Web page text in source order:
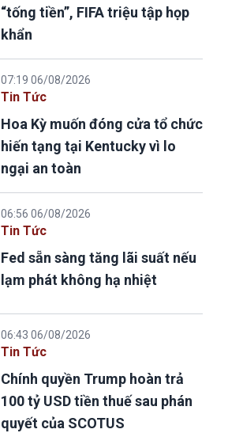
“tống tiền”, FIFA triệu tập họp
khẩn
07:19 06/08/2026
Tin Tức
Hoa Kỳ muốn đóng cửa tổ chức
hiến tạng tại Kentucky vì lo
ngại an toàn
06:56 06/08/2026
Tin Tức
Fed sẵn sàng tăng lãi suất nếu
lạm phát không hạ nhiệt
06:43 06/08/2026
Tin Tức
Chính quyền Trump hoàn trả
100 tỷ USD tiền thuế sau phán
quyết của SCOTUS